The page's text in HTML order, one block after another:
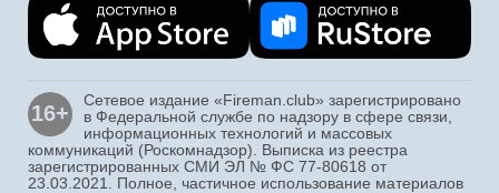
16+
Сетевое издание «Fireman.club» зарегистрировано
в Федеральной службе по надзору в сфере связи,
информационных технологий и массовых
коммуникаций (Роскомнадзор). Выписка из реестра
зарегистрированных СМИ ЭЛ № ФС 77-80618 от
23.03.2021. Полное, частичное использование материалов